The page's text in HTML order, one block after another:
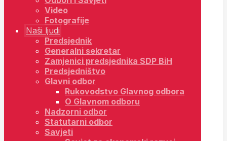
Video
Fotografije
Naši ljudi
Predsjednik
Generalni sekretar
Zamjenici predsjednika SDP BiH
Predsjedništvo
Glavni odbor
Rukovodstvo Glavnog odbora
O Glavnom odboru
Nadzorni odbor
Statutarni odbor
Savjeti